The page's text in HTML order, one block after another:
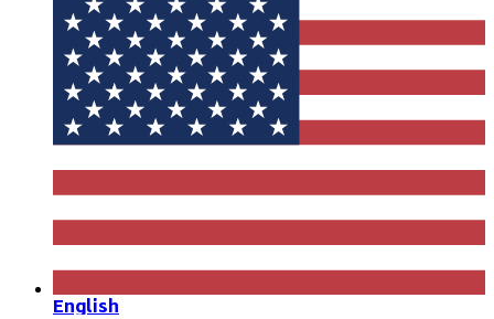
English